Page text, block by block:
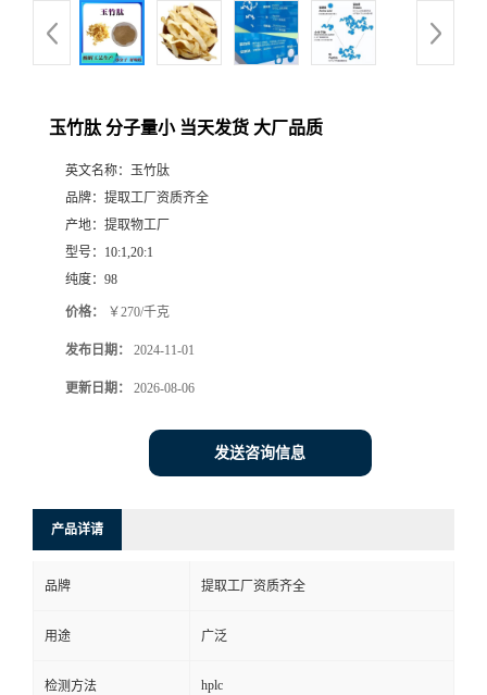
玉竹肽 分子量小 当天发货 大厂品质
英文名称： 玉竹肽
品牌： 提取工厂资质齐全
产地： 提取物工厂
型号： 10:1,20:1
纯度： 98
价格： ￥270/千克
发布日期： 2024-11-01
更新日期： 2026-08-06
发送咨询信息
产品详请
品牌 提取工厂资质齐全
用途 广泛
检测方法 hplc